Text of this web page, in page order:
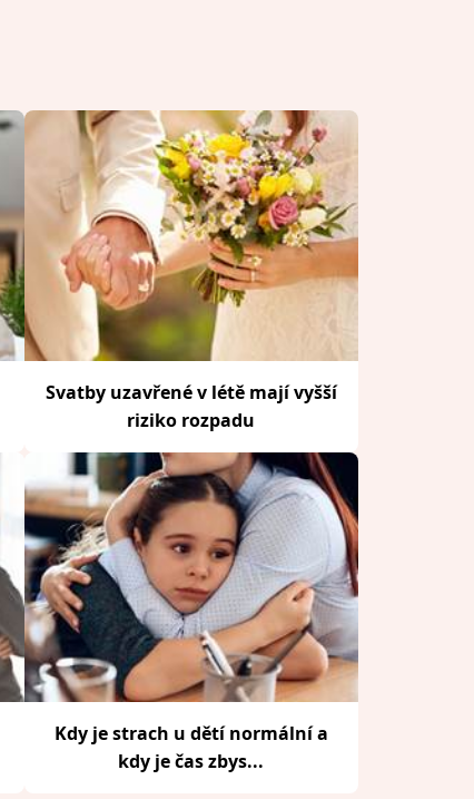
Svatby uzavřené v létě mají vyšší
riziko rozpadu
Kdy je strach u dětí normální a
kdy je čas zbys...